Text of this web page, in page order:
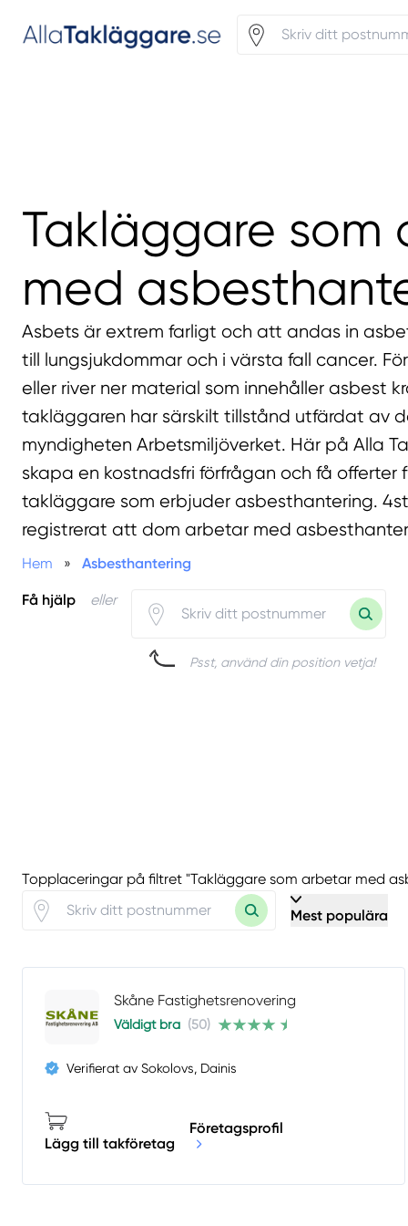
Takläggare som
med
Asbets är extrem farligt och att andas in
till lungsjukdommar och i värsta fall cancer.
eller river ner material som innehåller asbest
takläggaren har särskilt tillstånd utfärdat av
myndigheten Arbetsmiljöverket. Här på Alla
skapa en kostnadsfri förfrågan och få offerter
takläggare som erbjuder asbesthantering.
registrerat att dom arbetar med
Hem » Asbesthantering
Få hjälp eller
Psst, använd din position vetja!
Topplaceringar på filtret "Takläggare som arbetar med
Mest populära
Skåne Fastighetsrenovering
Väldigt bra (50)
Verifierat av Sokolovs, Dainis
Lägg till takföretag
Företagsprofil